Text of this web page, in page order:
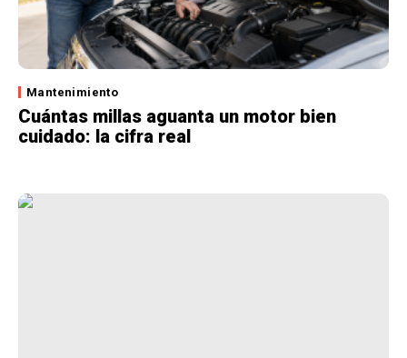
Mantenimiento
Cuántas millas aguanta un motor bien
cuidado: la cifra real